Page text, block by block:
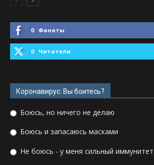
0 Фанаты
0 Читатели
Коронавирус: Вы боитесь?
Боюсь, но ничего не делаю
Боюсь и запасаюсь масками
Не боюсь - у меня сильный иммунитет